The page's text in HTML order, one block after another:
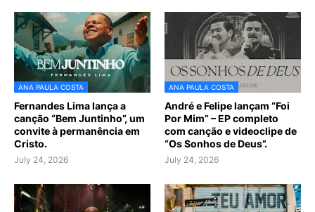
ANA PAULA COSTA
Fernandes Lima lança a
canção “Bem Juntinho”, um
convite à permanência em
Cristo.
July 24, 2026
ANA PAULA COSTA
André e Felipe lançam “Foi
Por Mim” – EP completo
com canção e videoclipe de
“Os Sonhos de Deus”.
July 24, 2026